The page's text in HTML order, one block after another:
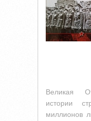
Великая
истории
миллионов